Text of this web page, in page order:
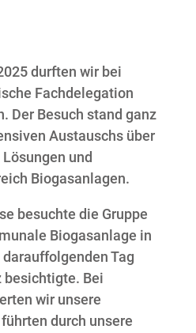
durften wir bei
Fachdelegation
Der Besuch stand ganz
Austauschs über
und
Biogasanlagen.
besuchte die Gruppe
Biogasanlage in
Tag
besichtigte. Bei
wir unsere
durch unsere